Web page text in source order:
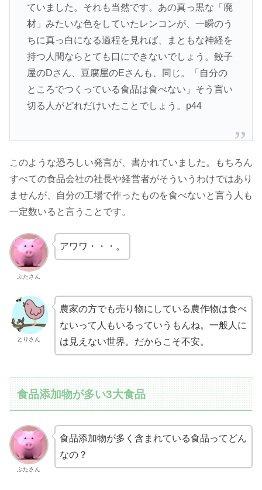
ていました。それも当然です。あの真っ黒な「廃
材」みたいな色をしていたレンコンが、一瞬のう
ちに真っ白になる過程を見れば、まともな神経を
持つ人間ならとても口にできないでしょう。餃子
屋のDさん、豆腐屋のEさんも、同じ。「自分の
ところでつくっている食品は食べない」そう言い
切る人がどれだけいたことでしょう。p44
このような恐ろしい発言が、書かれていました。もちろん
すべての食品会社の社長や経営者がそういうわけではあり
ませんが、自分の工場で作ったものを食べないと言う人も
一定数いると言うことです。
ぶたさん
アワワ・・・。
とりさん
農家の方でも売り物にしている農作物は食べ
ないって人もいるっていうもんね。一般人に
は見えない世界。だからこそ不安。
食品添加物が多い3大食品
ぶたさん
食品添加物が多く含まれている食品ってどん
なの？